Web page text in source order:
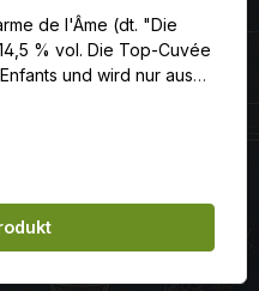
de l'Âme (dt. "Die
% vol. Die Top-Cuvée
und wird nur aus
der Domaine